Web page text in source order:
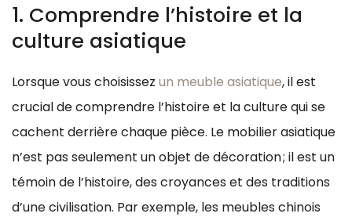
1. Comprendre l’histoire et la
culture asiatique
Lorsque vous choisissez un meuble asiatique, il est
crucial de comprendre l’histoire et la culture qui se
cachent derrière chaque pièce. Le mobilier asiatique
n’est pas seulement un objet de décoration ; il est un
témoin de l’histoire, des croyances et des traditions
d’une civilisation. Par exemple, les meubles chinois